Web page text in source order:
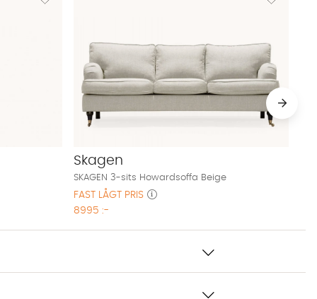
Skagen
SKAGEN 3-sits Howardsoffa Beige
FAST LÅGT PRIS
8995 :-